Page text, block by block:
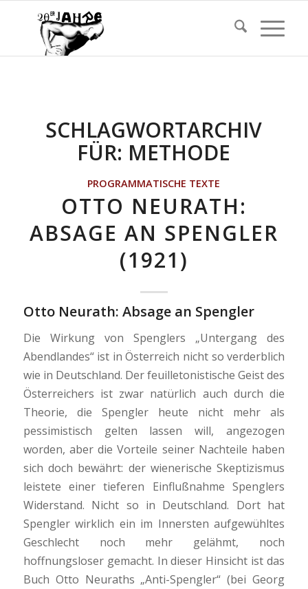
SCHLAGWORTARCHIV
FÜR: METHODE
PROGRAMMATISCHE TEXTE
OTTO NEURATH:
ABSAGE AN SPENGLER
(1921)
Otto Neurath: Absage an Spengler
Die Wirkung von Spenglers „Untergang des
Abendlandes“ ist in Österreich nicht so verderblich
wie in Deutschland. Der feuilletonistische Geist des
Österreichers ist zwar natürlich auch durch die
Theorie, die Spengler heute nicht mehr als
pessimistisch gelten lassen will, angezogen
worden, aber die Vorteile seiner Nachteile haben
sich doch bewährt: der wienerische Skeptizismus
leistete einer tieferen Einflußnahme Spenglers
Widerstand. Nicht so in Deutschland. Dort hat
Spengler wirklich ein im Innersten aufgewühltes
Geschlecht noch mehr gelähmt, noch
hoffnungsloser gemacht. In dieser Hinsicht ist das
Buch Otto Neuraths „Anti-Spengler“ (bei Georg